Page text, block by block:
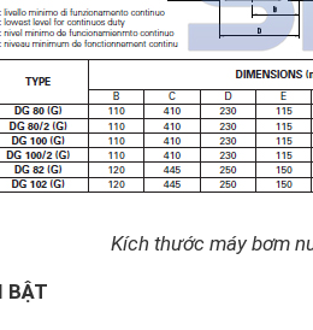
Kích thước máy bơm
BẬT